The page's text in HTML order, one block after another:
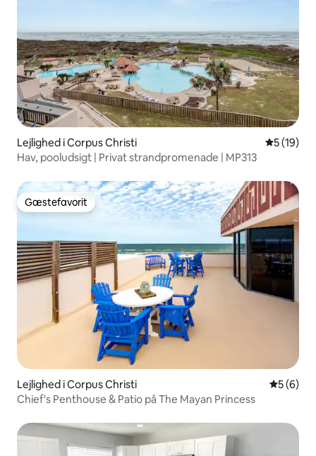
Lejlighed i Corpus Christi 5 ud af 5 i
5 (19)
Hav, pooludsigt | Privat strandpromenade | MP313
Gæstefavorit
Gæstefavorit
Lejlighed i Corpus Christi 5 ud af 5
5 (6)
Chief's Penthouse & Patio på The Mayan Princess